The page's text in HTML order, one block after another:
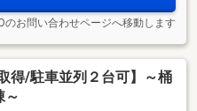
のお問い合わせページへ移動します
得/駐車並列２台可】～桶
～